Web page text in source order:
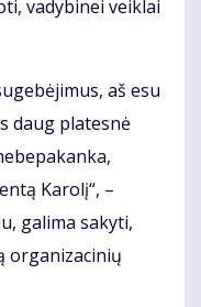
vadybinei veiklai
aš esu
daug platesnė
Karolį“, –
galima sakyti,
organizacinių